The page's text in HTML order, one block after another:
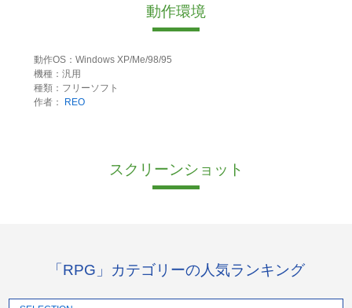
動作環境
動作OS：Windows XP/Me/98/95
機種：汎用
種類：フリーソフト
作者：
REO
スクリーンショット
「RPG」カテゴリーの人気ランキング